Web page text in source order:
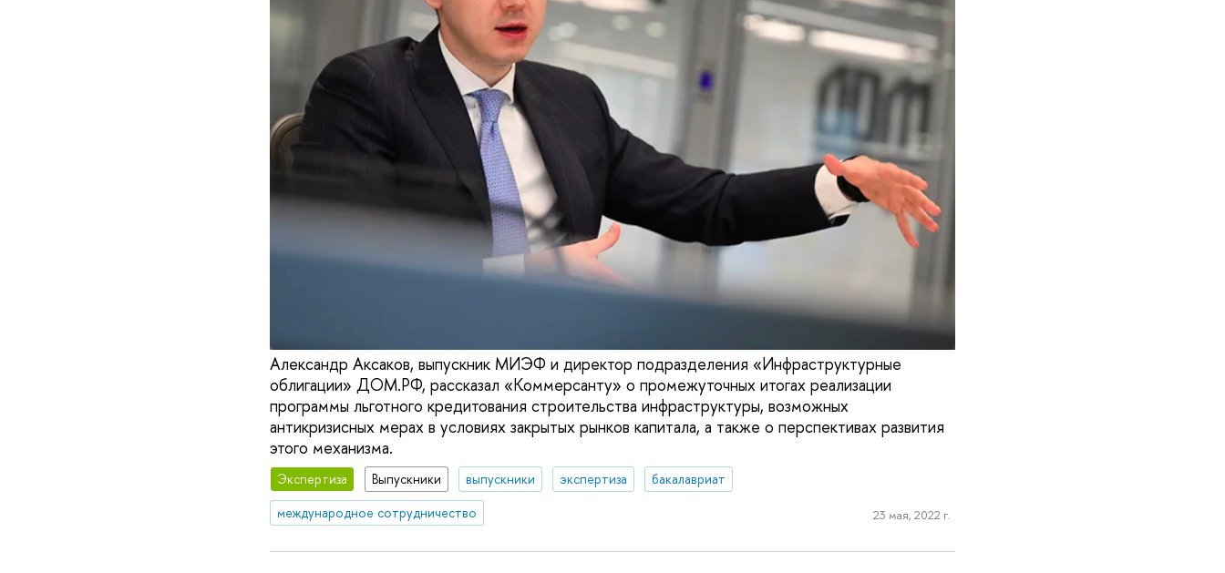
Александр Аксаков, выпускник МИЭФ и директор подразделения «Инфраструктурные
облигации» ДОМ.РФ, рассказал «Коммерсанту» о промежуточных итогах реализации
программы льготного кредитования строительства инфраструктуры, возможных
антикризисных мерах в условиях закрытых рынков капитала, а также о перспективах развития
этого механизма.
Экспертиза Выпускники выпускники экспертиза
бакалавриат
международное сотрудничество
23 мая, 2022 г.